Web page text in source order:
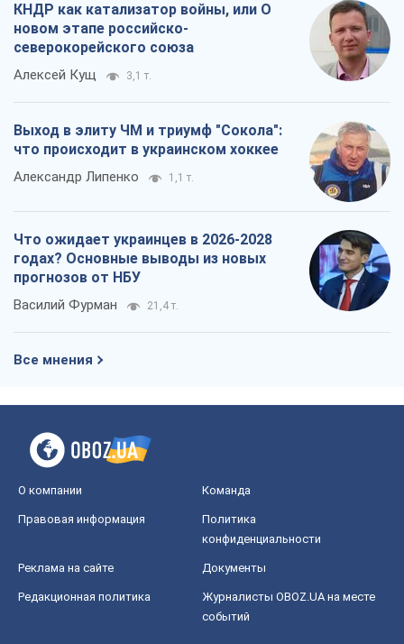
КНДР как катализатор войны, или О
новом этапе российско-
северокорейского союза
Алексей Кущ 3,1 т.
Выход в элиту ЧМ и триумф "Сокола":
что происходит в украинском хоккее
Александр Липенко 1,1 т.
Что ожидает украинцев в 2026-2028
годах? Основные выводы из новых
прогнозов от НБУ
Василий Фурман 21,4 т.
Все мнения
О компании Команда
Правовая информация
Политика
конфиденциальности
Реклама на сайте Документы
Редакционная политика
Журналисты OBOZ.UA на месте
событий